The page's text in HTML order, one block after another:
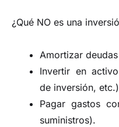
¿Qué NO es una
Amortizar
Invertir en
de inversión,
Pagar gastos
suministros).